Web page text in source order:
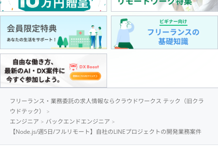
フリーランス・業務委託の求人情報ならクラウドワークス テック（旧クラ
ウドテック）
エンジニア
バックエンドエンジニア
【Node.js/週5日/フルリモート】自社のLINEプロジェクトの開発業務案件